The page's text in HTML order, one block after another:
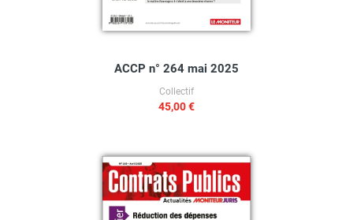
ACCP n° 264 mai 2025
Collectif
45,00 €